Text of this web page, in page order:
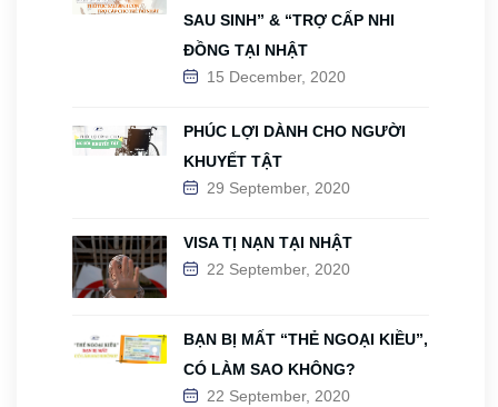
SAU SINH” & “TRỢ CẤP NHI
ĐỒNG TẠI NHẬT
15 December, 2020
PHÚC LỢI DÀNH CHO NGƯỜI
KHUYẾT TẬT
29 September, 2020
VISA TỊ NẠN TẠI NHẬT
22 September, 2020
BẠN BỊ MẤT “THẺ NGOẠI KIỀU”,
CÓ LÀM SAO KHÔNG?
22 September, 2020